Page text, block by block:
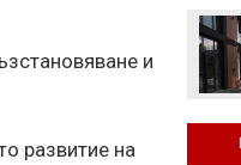
и
развитие на